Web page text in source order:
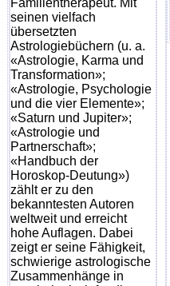
Familientherapeut. Mit
seinen vielfach
übersetzten
Astrologiebüchern (u. a.
«Astrologie, Karma und
Transformation»;
«Astrologie, Psychologie
und die vier Elemente»;
«Saturn und Jupiter»;
«Astrologie und
Partnerschaft»;
«Handbuch der
Horoskop-Deutung»)
zählt er zu den
bekanntesten Autoren
weltweit und erreicht
hohe Auflagen. Dabei
zeigt er seine Fähigkeit,
schwierige astrologische
Zusammenhänge in